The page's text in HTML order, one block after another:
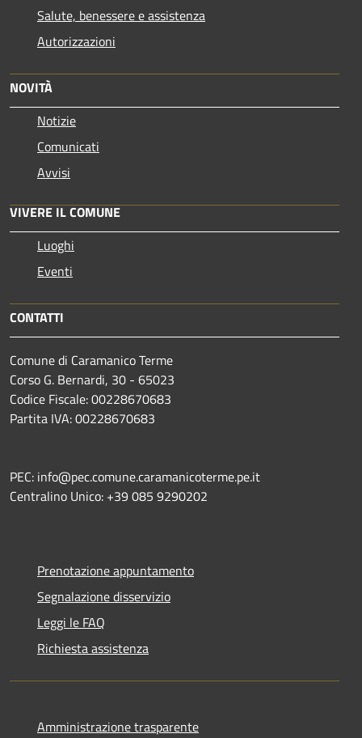
Salute, benessere e assistenza
Autorizzazioni
NOVITÀ
Notizie
Comunicati
Avvisi
VIVERE IL COMUNE
Luoghi
Eventi
CONTATTI
Comune di Caramanico Terme
Corso G. Bernardi, 30 - 65023
Codice Fiscale: 00228670683
Partita IVA: 00228670683
PEC: info@pec.comune.caramanicoterme.pe.it
Centralino Unico: +39 085 9290202
Prenotazione appuntamento
Segnalazione disservizio
Leggi le FAQ
Richiesta assistenza
Amministrazione trasparente